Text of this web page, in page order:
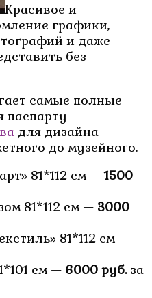
Красивое и
графики,
и даже
без
самые полные
паспарту
для дизайна
до музейного.
81*112 см —1500
81*112 см — 3000
81*112 см —
см — 6000 руб.за